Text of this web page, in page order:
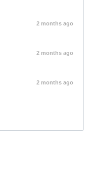
2 months ago
2 months ago
2 months ago